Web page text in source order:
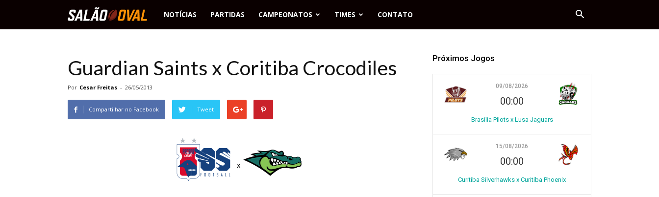
Salão
NOTÍCIAS PARTIDAS CAMPEONATOS TIMES CONTATO
Guardian Saints x Coritiba Crocodiles
Por Cesar Freitas - 26/05/2013
Compartilhar no Facebook Tweet
x
Próximos Jogos
09/08/2026
00:00
Brasília Pilots x Lusa Jaguars
15/08/2026
00:00
Curitiba Silverhawks x Curitiba Phoenix